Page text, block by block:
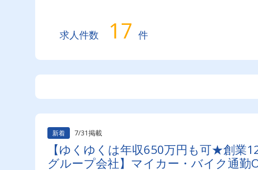
求人件数 17 件
新着 7/31掲載
【ゆくゆくは年収650万円も可★創業
グループ会社】マイカー・バイク通